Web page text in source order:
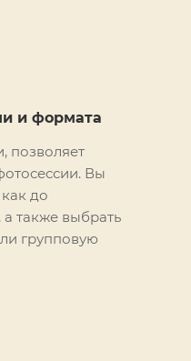
и формата
позволяет
Вы
до
а также выбрать
групповую